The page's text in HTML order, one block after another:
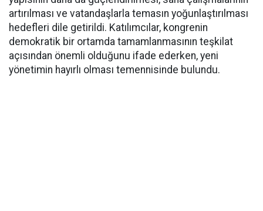
artırılması ve vatandaşlarla temasın yoğunlaştırılması
hedefleri dile getirildi. Katılımcılar, kongrenin
demokratik bir ortamda tamamlanmasının teşkilat
açısından önemli olduğunu ifade ederken, yeni
yönetimin hayırlı olması temennisinde bulundu.